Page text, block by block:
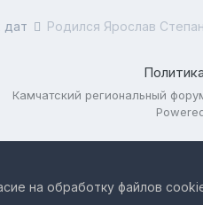
дат Родился Ярослав
Камчатский региональный
на обработку файлов